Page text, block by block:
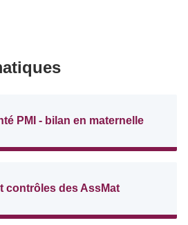
PMI - bilan en maternelle
contrôles des AssMat